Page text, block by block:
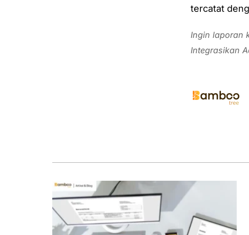
tercatat
Ingin laporan
Integrasikan